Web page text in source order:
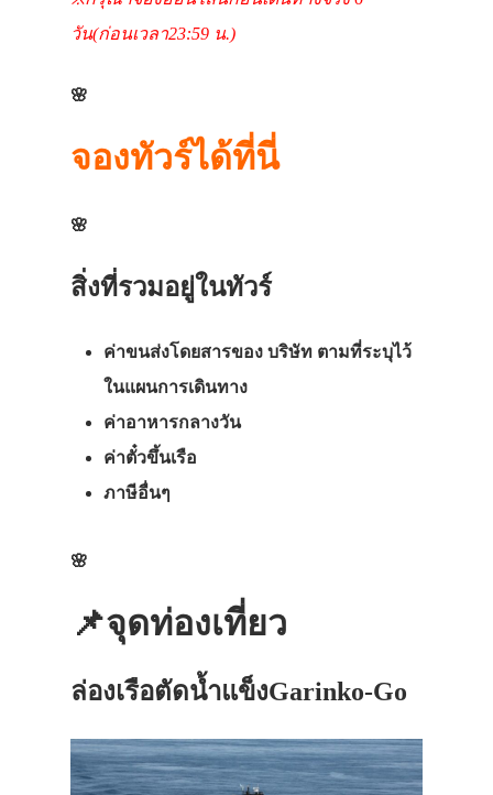
วัน(ก่อนเวลา23:59 น.)
🌸
จองทัวร์ได้ที่นี่
🌸
สิ่งที่รวมอยู่ในทัวร์
ค่าขนส่งโดยสารของ บริษัท ตามที่ระบุไว้
ในแผนการเดินทาง
ค่าอาหารกลางวัน
ค่าตั๋วขึ้นเรือ
ภาษีอื่นๆ
🌸
📌จุดท่องเที่ยว
ล่องเรือตัดน้ำแข็งGarinko-Go